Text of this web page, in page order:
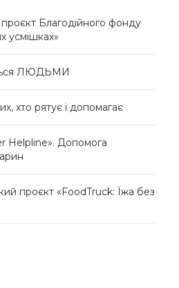
Благодійного фонду
усмішках»
ЛЮДЬМИ
хто рятує і допомагає
Helpline». Допомога
проєкт «FoodTruck: Їжа без